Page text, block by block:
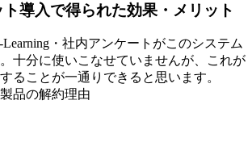
導入で得られた効果・メリット
・社内アンケートがこのシステム
十分に使いこなせていませんが、これが
ることが一通りできると思います。
品の解約理由